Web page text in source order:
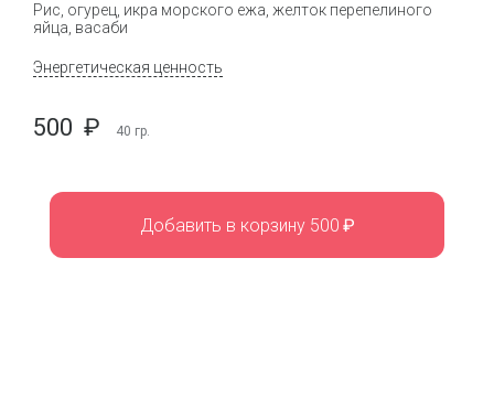
Рис, огурец, икра морского ежа, желток перепелиного
яйца, васаби
Энергетическая ценность
500 ₽ 40 гр.
Добавить в корзину 500 ₽